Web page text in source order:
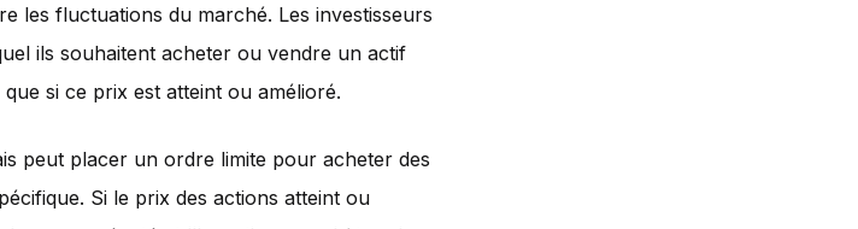
les fluctuations du marché. Les investisseurs
ils souhaitent acheter ou vendre un actif
si ce prix est atteint ou amélioré.
peut placer un ordre limite pour acheter des
Si le prix des actions atteint ou